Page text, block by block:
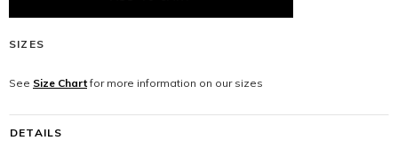
SIZES
See Size Chartfor more information on our sizes
DETAILS